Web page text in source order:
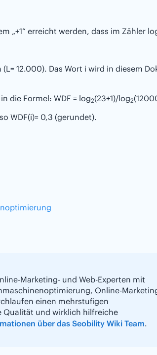
„+1“ erreicht werden, dass im Zähler
12.000). Das Wort i wird in diesem
die Formel: WDF = log2(23+1)/log2
WDF(i)= 0,3 (gerundet).
Marketing- und Web-Experten mit
Online-
einen mehrstufigen
Qualität und wirklich hilfreiche
über das Seobility Wiki Team.